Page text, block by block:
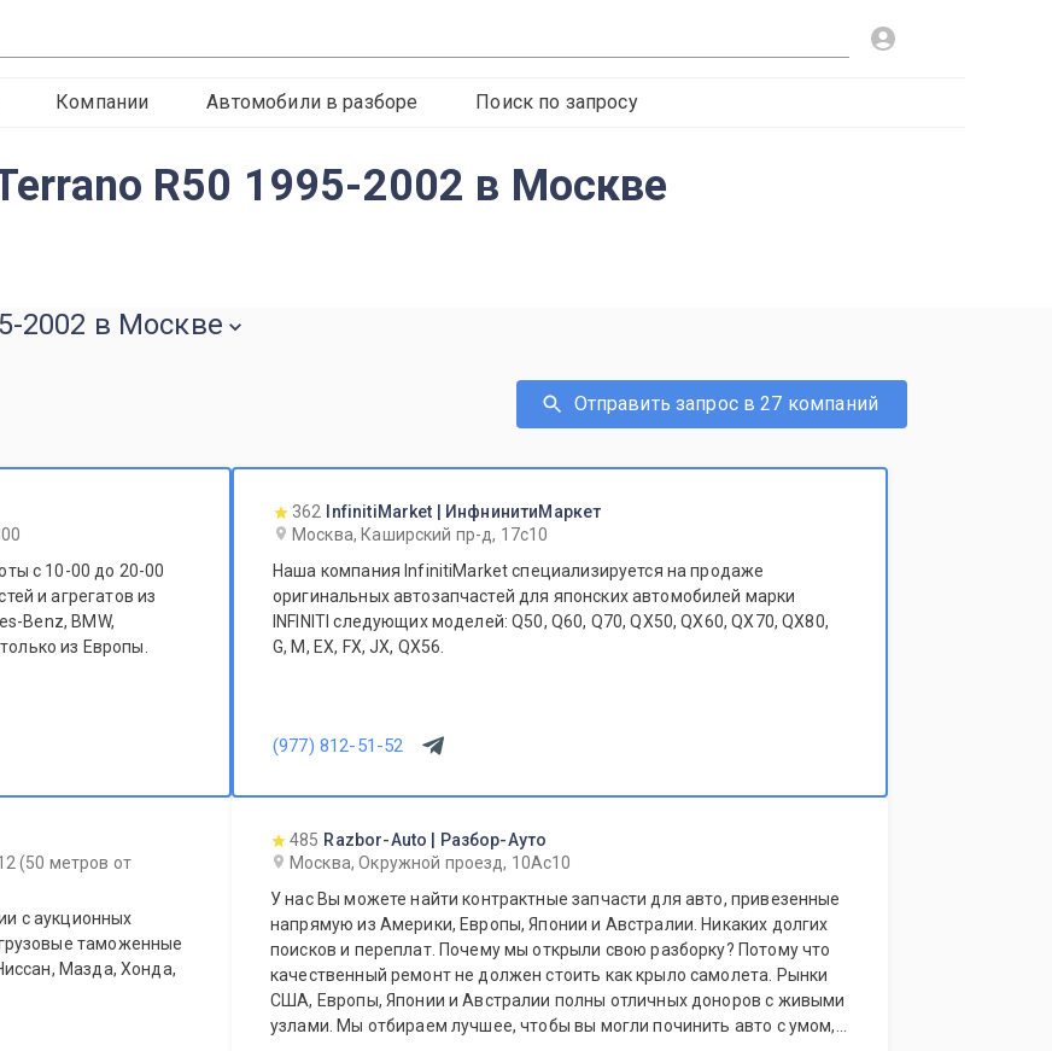
Компании Автомобили в разборе Поиск по запросу
R50 1995-2002 в Москве
2002 в Москве
Отправить запрос в 27 компаний
с 10-00 до 20-00
и агрегатов из
Benz, BMW,
362
InfinitiMarket | ИнфнинитиМаркет
Москва, Каширский пр-д, 17с10
Наша компания InfinitiMarket специализируется на продаже
оригинальных автозапчастей для японских автомобилей марки
INFINITI следующих моделей: Q50, Q60, Q70, QX50, QX60, QX70, QX80,
G, M, EX, FX, JX, QX56.
(977) 812-51-52
(50 метров от
с аукционных
таможенные
Мазда, Хонда,
485 Razbor-Auto | Разбор-Ауто
Москва, Окружной проезд, 10Ас10
У нас Вы можете найти контрактные запчасти для авто, привезенные
напрямую из Америки, Европы, Японии и Австралии. Никаких долгих
поисков и переплат. Почему мы открыли свою разборку? Потому что
качественный ремонт не должен стоить как крыло самолета. Рынки
США, Европы, Японии и Австралии полны отличных доноров с живыми
узлами. Мы отбираем лучшее, чтобы вы могли починить авто с умом, а